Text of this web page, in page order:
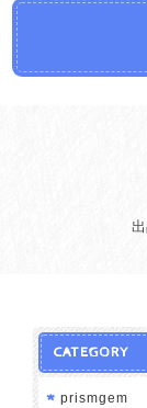
CATEGORY
prismgem